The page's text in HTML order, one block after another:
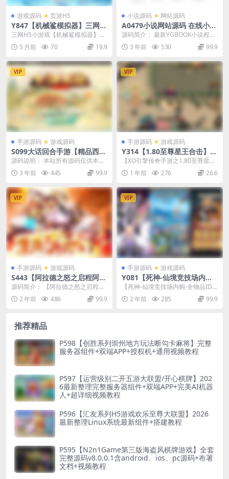
游戏源码 页游H5
Y847【机械鲨模拟器】三网H
5小游戏2026最新整理Linux
手工服务端+安卓
三网H5小游戏【机械鲨模拟器】最
新整理Linux手工服务端+安卓
5 月前 70 19.9
小说源码 网站源码
A0479小说网站源码 在线小说
阅读系统源码 全自动后台采集
小说网站源码
源码简介： 最新YGBOOK小说程
序，源码已经完美修复各类BUG，
所有文件都已经...
3 年前 530 99.9
VIP
手游源码 游戏源码
S099大话回合手游【精品西游
之星阵1.4修复版】最新整理W
in半手工服务端+网页后台+内
置后台+双端
源码说明： 本站所有源码仅供本站
会员群友们学习研究之用，请勿转
售商用或者其他违法...
3 年前 445 99.9
VIP
手游源码 游戏源码
Y314【1.80至尊星王合击】2
025最新整理复古服务端+开心
飞行棋+五虎上将+至尊祭坛
+至尊圣地
【XO引擎传奇手游之1.80至尊星王
合击-附带加密工具】经典XO三端引
擎三职业传...
1 年前 276 26.6
VIP
手游源码 游戏源码
S443【阿拉德之怒之启程阿拉
德龙环版商业开服端】经典横
源码简介： 【阿拉德之怒之启程阿
拉德龙环版商业开服端】站长推荐
经典横版剧情闯关格...
2 年前 486 99.9
VIP
手游源码 游戏源码
Y081【死神-仙境竞技场内购-
全物品ID版】稀有典藏卡通卡
牌回合手游-打包Linux服务端
源码视频架设教程-GM授权后
【死神-仙境竞技场内购-全物品ID
版】站长推荐稀有典藏卡通卡牌回
合手游-2024...
2 年前 285 99.9
推荐精品
P598【创胜系列崇州地方玩法断勾卡麻将】完整
服务器组件+双端APP+授权机+通用视频教程
P597【运营级别二开五游大联盟/开心棋牌】202
6最新整理完整服务器组件+双端APP+完美AI机器
人+超详细视频教程
P596【汇友系列H5游戏欢乐至尊大联盟】2026
最新整理Linux系统最新组件+搭建教程
P595【N2n1Game第三版海盗风棋牌游戏】全套
完整源码v8.0.0.1含android、ios、pc源码+布署
文档+视频教程